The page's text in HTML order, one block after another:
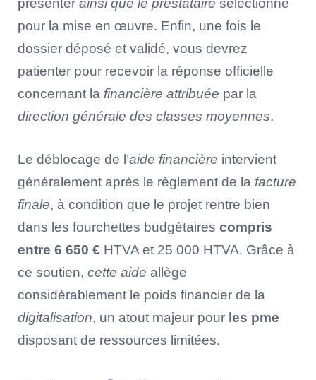
présenter ainsi que le prestataire sélectionné
pour la mise en œuvre. Enfin, une fois le
dossier déposé et validé, vous devrez
patienter pour recevoir la réponse officielle
concernant la financière attribuée par la
direction générale des classes moyennes.
Le déblocage de l’aide financière intervient
généralement après le règlement de la facture
finale, à condition que le projet rentre bien
dans les fourchettes budgétaires compris
entre 6 650 € HTVA et 25 000 HTVA. Grâce à
ce soutien, cette aide allège
considérablement le poids financier de la
digitalisation, un atout majeur pour les pme
disposant de ressources limitées.